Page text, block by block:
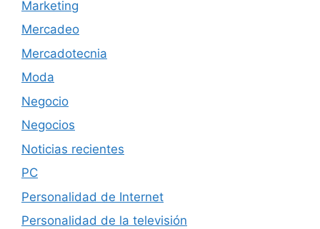
Marketing
Mercadeo
Mercadotecnia
Moda
Negocio
Negocios
Noticias recientes
PC
Personalidad de Internet
Personalidad de la televisión